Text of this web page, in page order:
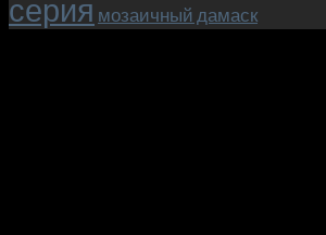
серия мозаичный дамаск